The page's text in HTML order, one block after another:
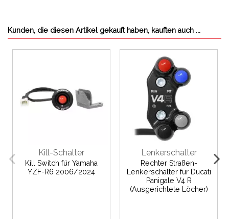
Kunden, die diesen Artikel gekauft haben, kauften auch ...
Kill-Schalter
Kill Switch für Yamaha
YZF-R6 2006/2024
Lenkerschalter
Rechter Straßen-
Lenkerschalter für Ducati
Panigale V4 R
(Ausgerichtete Löcher)